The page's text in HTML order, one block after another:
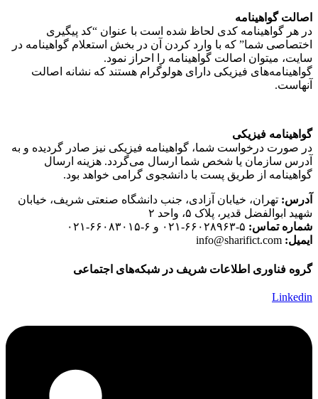
اصالت گواهینامه
در هر گواهینامه کدی لحاظ شده است با عنوان “کد پیگیری
اختصاصی شما” که با وارد کردن آن در بخش استعلام گواهینامه در
سایت، میتوان اصالت گواهینامه را احراز نمود.
گواهینامه‌های فیزیکی دارای هولوگرام هستند که نشانه اصالت
آنهاست.
گواهینامه فیزیکی
در صورت درخواست شما، گواهینامه فیزیکی نیز صادر گردیده و به
آدرس سازمان یا شخص شما ارسال می‌گردد. هزینه ارسال
گواهینامه از طریق پست با دانشجوی گرامی خواهد بود.
آدرس: تهران، خیابان آزادی، جنب دانشگاه صنعتی شریف، خیابان
شهید ابوالفضل قدیر، پلاک ۵، واحد ۲
شماره تماس:
ایمیل:
گروه فناوری اطلاعات شریف در شبکه‌های اجتماعی
Linkedin